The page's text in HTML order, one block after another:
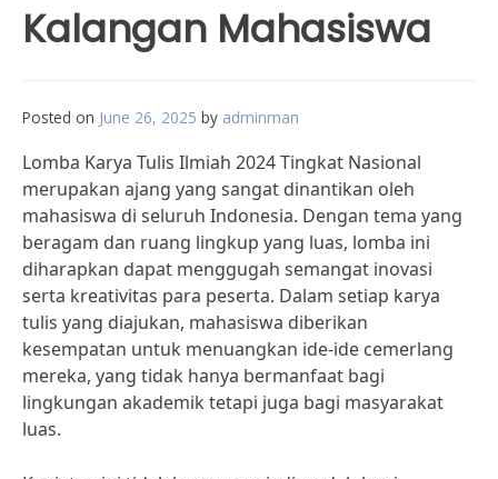
Kalangan Mahasiswa
Posted on June 26, 2025 by adminman
Lomba Karya Tulis Ilmiah 2024 Tingkat Nasional
merupakan ajang yang sangat dinantikan oleh
mahasiswa di seluruh Indonesia. Dengan tema yang
beragam dan ruang lingkup yang luas, lomba ini
diharapkan dapat menggugah semangat inovasi
serta kreativitas para peserta. Dalam setiap karya
tulis yang diajukan, mahasiswa diberikan
kesempatan untuk menuangkan ide-ide cemerlang
mereka, yang tidak hanya bermanfaat bagi
lingkungan akademik tetapi juga bagi masyarakat
luas.